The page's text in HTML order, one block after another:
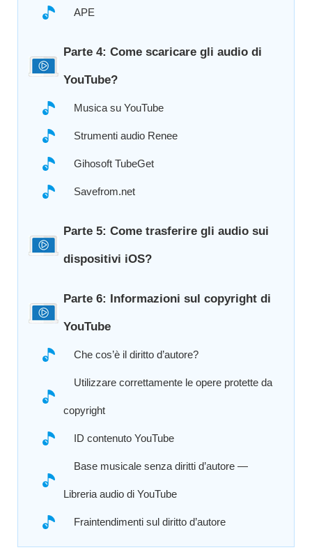
APE
Parte 4: Come scaricare gli audio di
YouTube?
Musica su YouTube
Strumenti audio Renee
Gihosoft TubeGet
Savefrom.net
Parte 5: Come trasferire gli audio sui
dispositivi iOS?
Parte 6: Informazioni sul copyright di
YouTube
Che cos’è il diritto d’autore?
Utilizzare correttamente le opere protette da
copyright
ID contenuto YouTube
Base musicale senza diritti d’autore —
Libreria audio di YouTube
Fraintendimenti sul diritto d’autore